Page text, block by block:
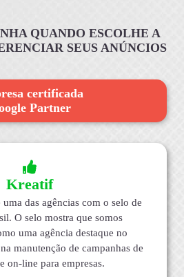
QUANDO ESCOLHE A
SEUS ANÚNCIOS
certificada
Partner
Kreatif
das agências com o selo de
O selo mostra que somos
uma agência destaque no
manutenção de campanhas de
on-line para empresas.